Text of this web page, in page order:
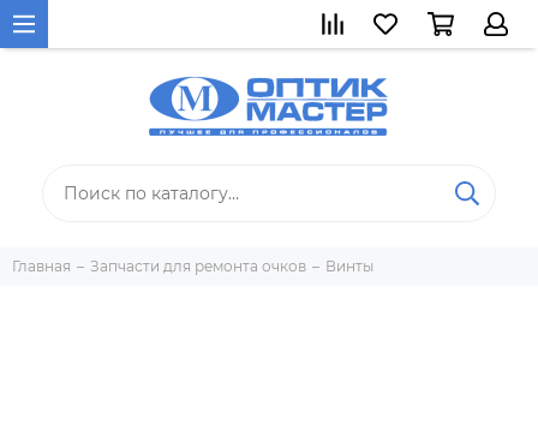
Главная Запчасти для ремонта очков Винты